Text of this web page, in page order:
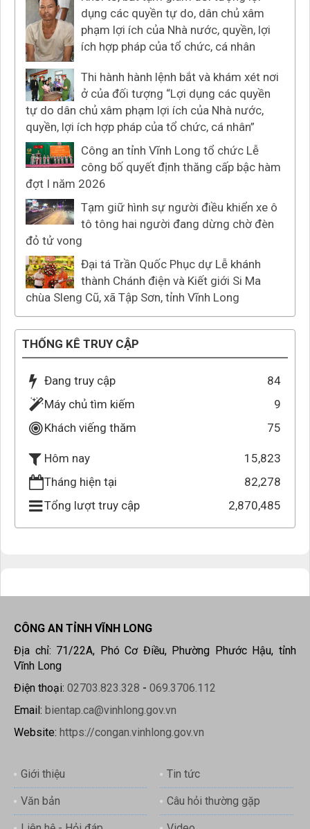
dụng các quyền tự do, dân chủ xâm
phạm lợi ích của Nhà nước, quyền, lợi
ích hợp pháp của tổ chức, cá nhân
Thi hành hành lệnh bắt và khám xét nơi
ở của đối tượng “Lợi dụng các quyền
tự do dân chủ xâm phạm lợi ích của Nhà nước,
quyền, lợi ích hợp pháp của tổ chức, cá nhân”
Công an tỉnh Vĩnh Long tổ chức Lễ
công bố quyết định thăng cấp bậc hàm
đợt I năm 2026
Tạm giữ hình sự người điều khiển xe ô
tô tông hai người đang dừng chờ đèn
đỏ tử vong
Đại tá Trần Quốc Phục dự Lễ khánh
thành Chánh điện và Kiết giới Si Ma
chùa Sleng Cũ, xã Tập Sơn, tỉnh Vĩnh Long
THỐNG KÊ TRUY CẬP
Đang truy cập
84
Máy chủ tìm kiếm
9
Khách viếng thăm
75
Hôm nay
15,823
Tháng hiện tại
82,278
Tổng lượt truy cập
2,870,485
CÔNG AN TỈNH VĨNH LONG
Địa chỉ: 71/22A, Phó Cơ Điều, Phường Phước Hậu, tỉnh
Vĩnh Long
Điện thoại: 02703.823.328 - 069.3706.112
Email: bientap.ca@vinhlong.gov.vn
Website: https://congan.vinhlong.gov.vn
Giới thiệu Tin tức
Văn bản Câu hỏi thường gặp